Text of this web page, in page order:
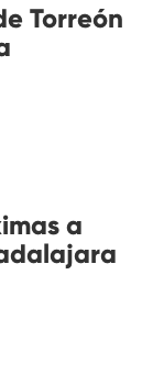
Torreón
a